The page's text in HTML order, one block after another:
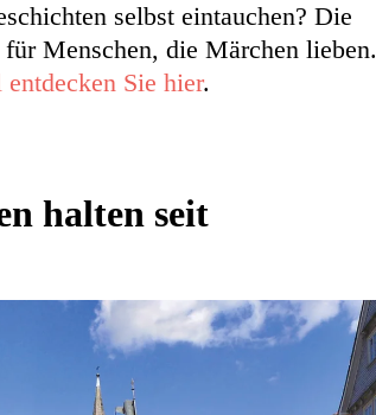
selbst eintauchen? Die
Menschen, die Märchen lieben.
Sie hier.
halten seit